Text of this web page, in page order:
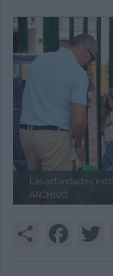
Las actividades
ARCHIVO
Share